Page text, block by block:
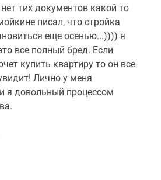
тих документов какой то
писал, что стройка
еще осенью...)))) я
все полный бред. Если
купить квартиру то он все
Лично у меня
я довольный процессом